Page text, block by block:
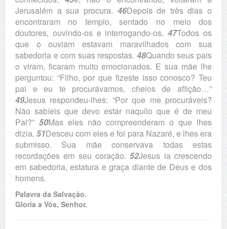
Jerusalém a sua procura. 46Depois de três dias o
encontraram no templo, sentado no meio dos
doutores, ouvindo-os e interrogando-os.47Todos os
que o ouviam estavam maravilhados com sua
sabedoria e com suas respostas. 48Quando seus pais
o viram, ficaram muito emocionados. E sua mãe lhe
perguntou: “Filho, por que fizeste isso conosco? Teu
pai e eu te procurávamos, cheios de aflição…”
49Jesus respondeu-lhes: “Por que me procuráveis?
Não sabíeis que devo estar naquilo que é de meu
Pai?” 50Mas eles não compreenderam o que lhes
dizia.51Desceu com eles e foi para Nazaré, e lhes era
submisso. Sua mãe conservava todas estas
recordações em seu coração.52Jesus ia crescendo
em sabedoria, estatura e graça diante de Deus e dos
homens.
Palavra da Salvação.
Gloria a Vós, Senhor.